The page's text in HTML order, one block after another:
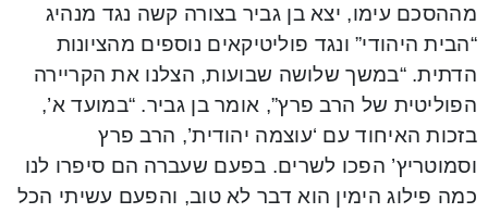
מההסכם עימו, יצא בן גביר בצורה קשה נגד מנהיג
“הבית היהודי” ונגד פוליטיקאים נוספים מהציונות
הדתית. “במשך שלושה שבועות, הצלנו את הקריירה
הפוליטית של הרב פרץ”, אומר בן גביר. “במועד א’,
בזכות האיחוד עם ‘עוצמה יהודית’, הרב פרץ
וסמוטריץ’ הפכו לשרים. בפעם שעברה הם סיפרו לנו
כמה פילוג הימין הוא דבר לא טוב, והפעם עשיתי הכל